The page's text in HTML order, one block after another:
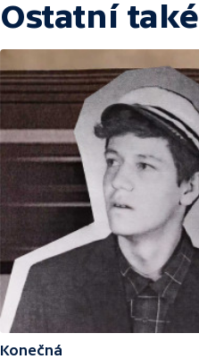
Ostatní
Konečná